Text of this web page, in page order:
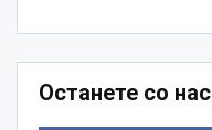
Останете со нас